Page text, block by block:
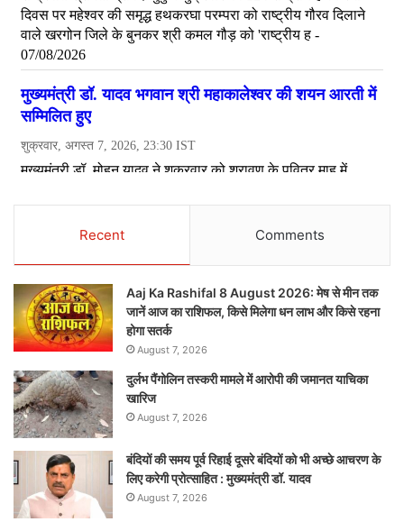
Recent Comments
Aaj Ka Rashifal 8 August 2026: मेष से मीन तक
जानें आज का राशिफल, किसे मिलेगा धन लाभ और किसे रहना
होगा सतर्क
August 7, 2026
दुर्लभ पैंगोलिन तस्करी मामले में आरोपी की जमानत याचिका
खारिज
August 7, 2026
बंदियों की समय पूर्व रिहाई दूसरे बंदियों को भी अच्छे आचरण के
लिए करेगी प्रोत्साहित : मुख्यमंत्री डॉ. यादव
August 7, 2026